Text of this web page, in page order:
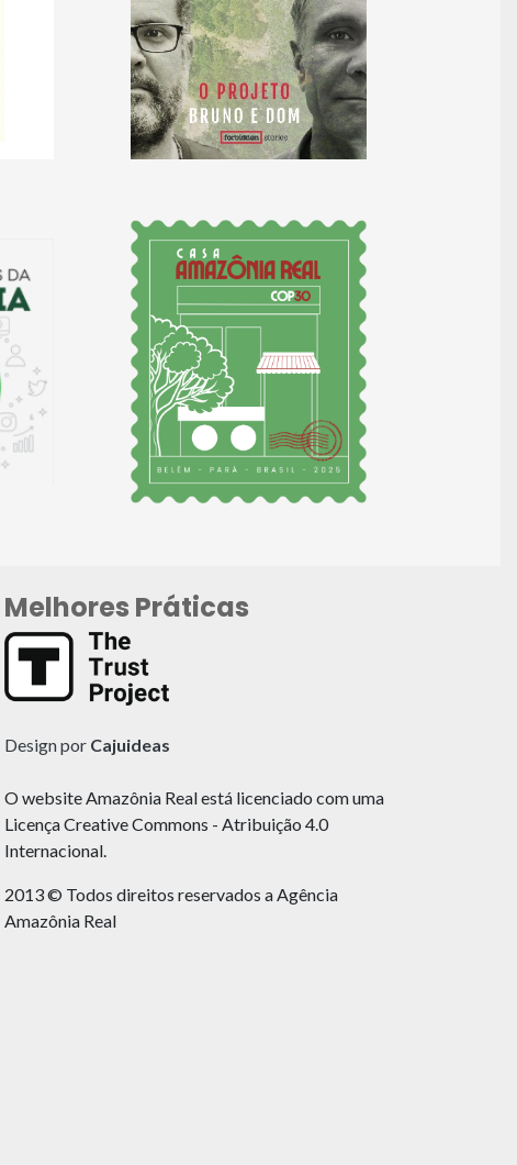
Melhores Práticas
Design por Cajuideas
O website Amazônia Real está licenciado com uma
Licença Creative Commons - Atribuição 4.0
Internacional.
2013 © Todos direitos reservados a Agência
Amazônia Real